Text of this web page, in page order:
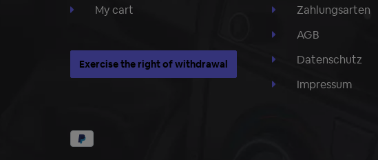
My cart
Exercise the right of withdrawal
Zahlungsarten
AGB
Datenschutz
Impressum